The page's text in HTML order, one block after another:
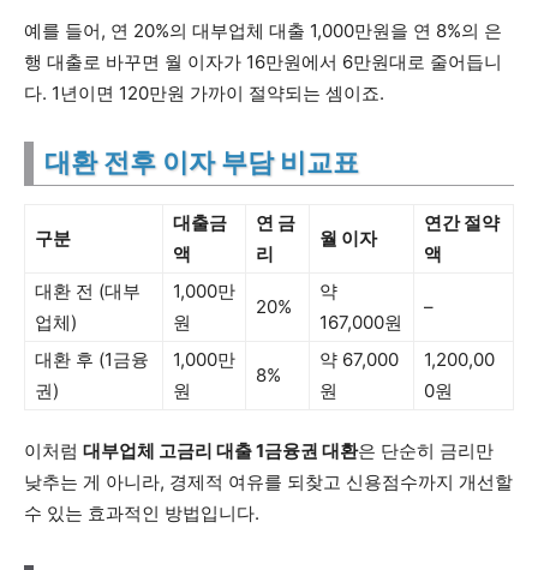
예를 들어, 연 20%의 대부업체 대출 1,000만원을 연 8%의 은
행 대출로 바꾸면 월 이자가 16만원에서 6만원대로 줄어듭니
다. 1년이면 120만원 가까이 절약되는 셈이죠.
대환 전후 이자 부담 비교표
구분
대출금
액
연 금
리
월 이자
연간 절약
액
대환 전 (대부
업체)
1,000만
원
20%
약
167,000원
–
대환 후 (1금융
권)
1,000만
원
8%
약 67,000
원
1,200,00
0원
이처럼 대부업체 고금리 대출 1금융권 대환은 단순히 금리만
낮추는 게 아니라, 경제적 여유를 되찾고 신용점수까지 개선할
수 있는 효과적인 방법입니다.